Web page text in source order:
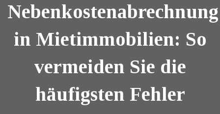
Nebenkostenabrechnung
in Mietimmobilien: So
vermeiden Sie die
häufigsten Fehler